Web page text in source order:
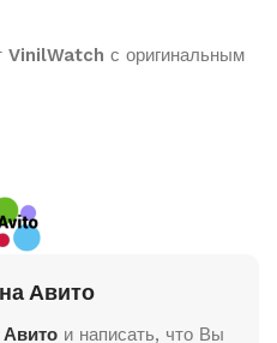
VinilWatch с оригинальным
Авито
Авитои написать, что Вы